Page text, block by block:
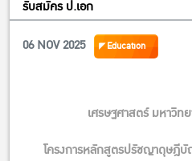
และ ผศ.ดร.ลัดดา แต่งวัฒนานุกูล รอ
“นโยบาย กลยุทธ์ และแนวท
“นโยบายและกลยุทธ์การบ
รับสมัคร ป.เอก
06 NOV 2025
Education
เศรษฐศาสตร์ มหาวิท
โครงการหลักสูตรปรัชญาดุษฎีบั